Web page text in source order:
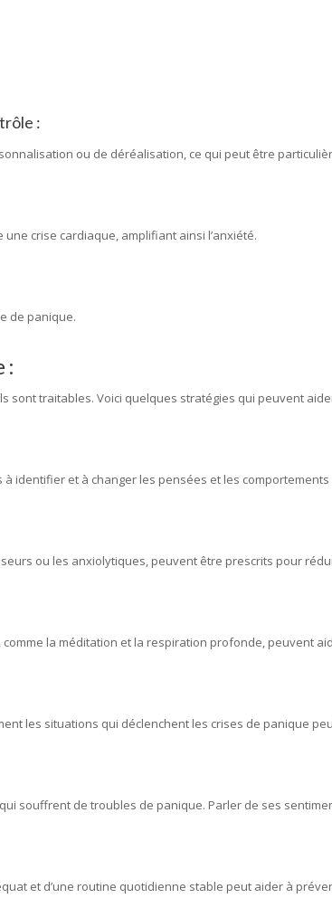
:
ou de déréalisation, ce qui peut être
crise cardiaque, amplifiant ainsi l’anxiété.
de panique.
:
sont traitables. Voici quelques stratégies qui peuvent
identifier et à changer les pensées et les
ou les anxiolytiques, peuvent être prescrits pour
la méditation et la respiration profonde, peuvent
les situations qui déclenchent les crises de panique
souffrent de troubles de panique. Parler de ses
et d’une routine quotidienne stable peut aider à